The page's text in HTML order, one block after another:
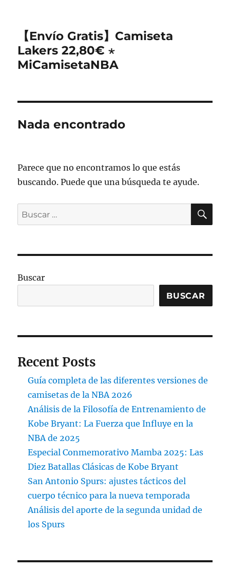
【Envío Gratis】Camiseta
Lakers 22,80€ ⋆
MiCamisetaNBA
Nada encontrado
Parece que no encontramos lo que estás
buscando. Puede que una búsqueda te ayude.
Buscar
por:
Buscar
BUSCAR
Recent Posts
Guía completa de las diferentes versiones de
camisetas de la NBA 2026
Análisis de la Filosofía de Entrenamiento de
Kobe Bryant: La Fuerza que Influye en la
NBA de 2025
Especial Conmemorativo Mamba 2025: Las
Diez Batallas Clásicas de Kobe Bryant
San Antonio Spurs: ajustes tácticos del
cuerpo técnico para la nueva temporada
Análisis del aporte de la segunda unidad de
los Spurs